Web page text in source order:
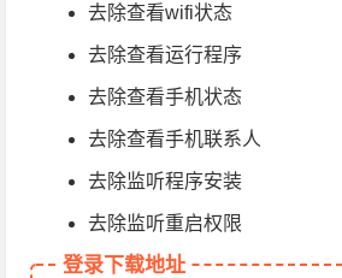
去除查看wifi状态
去除查看运行程序
去除查看手机状态
去除查看手机联系人
去除监听程序安装
去除监听重启权限
登录下载地址